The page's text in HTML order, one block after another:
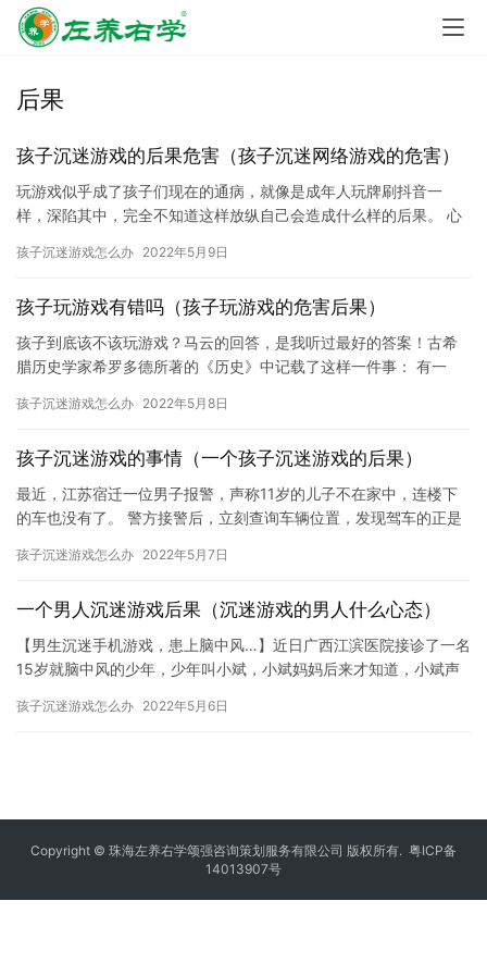
后果
孩子沉迷游戏的后果危害（孩子沉迷网络游戏的危害）
玩游戏似乎成了孩子们现在的通病，就像是成年人玩牌刷抖音一
样，深陷其中，完全不知道这样放纵自己会造成什么样的后果。 心
差、…
孩子沉迷游戏怎么办 2022年5月9日
孩子玩游戏有错吗（孩子玩游戏的危害后果）
孩子到底该不该玩游戏？马云的回答，是我听过最好的答案！古希
腊历史学家希罗多德所著的《历史》中记载了这样一件事： 有一
命运。…
孩子沉迷游戏怎么办 2022年5月8日
孩子沉迷游戏的事情（一个孩子沉迷游戏的后果）
最近，江苏宿迁一位男子报警，声称11岁的儿子不在家中，连楼下
的车也没有了。 警方接警后，立刻查询车辆位置，发现驾车的正是
孩子沉迷游戏怎么办 2022年5月7日
一个男人沉迷游戏后果（沉迷游戏的男人什么心态）
【男生沉迷手机游戏，患上脑中风…】近日广西江滨医院接诊了一名
15岁就脑中风的少年，少年叫小斌，小斌妈妈后来才知道，小斌声
广…
孩子沉迷游戏怎么办 2022年5月6日
Copyright © 珠海左养右学颂强咨询策划服务有限公司 版权所有. 粤ICP备
14013907号